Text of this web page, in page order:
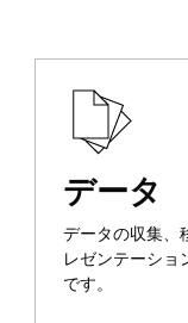
データ
データの収集、
レゼンテーシ
です。